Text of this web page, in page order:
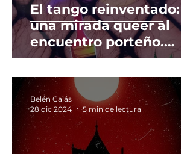
El tango reinventado:
una mirada queer al
encuentro porteño.
Sobre: "Buenos Aires,
Tango Queer" de
Mariana Docampo.
Belén Calás
28 dic 2024
5 min de lectura